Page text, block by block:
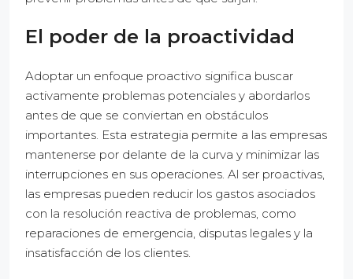
El poder de la proactividad
Adoptar un enfoque proactivo significa buscar
activamente problemas potenciales y abordarlos
antes de que se conviertan en obstáculos
importantes. Esta estrategia permite a las empresas
mantenerse por delante de la curva y minimizar las
interrupciones en sus operaciones. Al ser proactivas,
las empresas pueden reducir los gastos asociados
con la resolución reactiva de problemas, como
reparaciones de emergencia, disputas legales y la
insatisfacción de los clientes.